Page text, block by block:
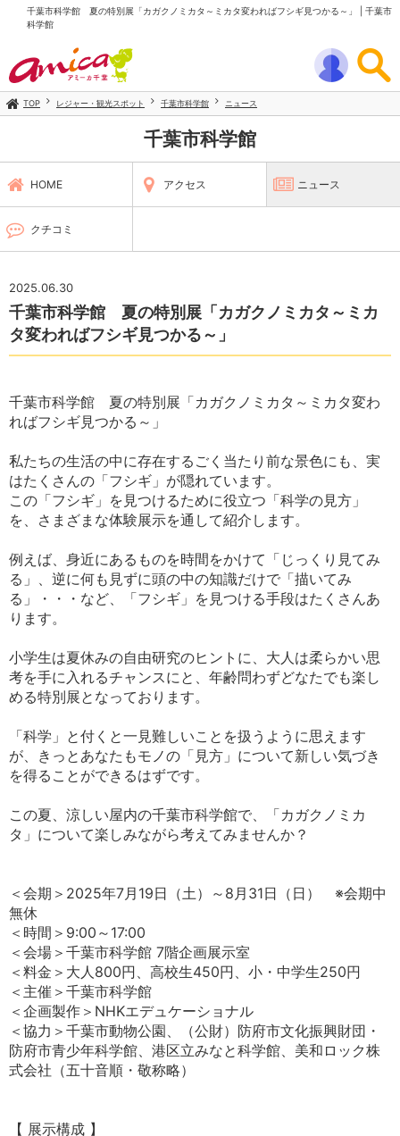
千葉市科学館 夏の特別展「カガクノミカタ～ミカタ変わればフシギ見つかる～」 | 千葉市
科学館
TOP レジャー・観光スポット 千葉市科学館 ニュース
千葉市科学館
HOME アクセス ニュース
クチコミ
2025.06.30
千葉市科学館 夏の特別展「カガクノミカタ～ミカ
タ変わればフシギ見つかる～」
千葉市科学館 夏の特別展「カガクノミカタ～ミカタ変わ
ればフシギ見つかる～」
私たちの生活の中に存在するごく当たり前な景色にも、実
はたくさんの「フシギ」が隠れています。
この「フシギ」を見つけるために役立つ「科学の見方」
を、さまざまな体験展示を通して紹介します。
例えば、身近にあるものを時間をかけて「じっくり見てみ
る」、逆に何も見ずに頭の中の知識だけで「描いてみ
る」・・・など、「フシギ」を見つける手段はたくさんあ
ります。
小学生は夏休みの自由研究のヒントに、大人は柔らかい思
考を手に入れるチャンスにと、年齢問わずどなたでも楽し
める特別展となっております。
「科学」と付くと一見難しいことを扱うように思えます
が、きっとあなたもモノの「見方」について新しい気づき
を得ることができるはずです。
この夏、涼しい屋内の千葉市科学館で、「カガクノミカ
タ」について楽しみながら考えてみませんか？
＜会期＞2025年7月19日（土）～8月31日（日） ※会期中
無休
＜時間＞9:00～17:00
＜会場＞千葉市科学館 7階企画展示室
＜料金＞大人800円、高校生450円、小・中学生250円
＜主催＞千葉市科学館
＜企画製作＞NHKエデュケーショナル
＜協力＞千葉市動物公園、（公財）防府市文化振興財団・
防府市青少年科学館、港区立みなと科学館、美和ロック株
式会社（五十音順・敬称略）
【 展示構成 】